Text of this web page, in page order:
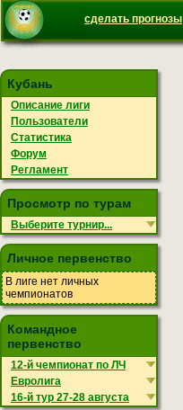
сделать прогнозы
Кубань
Описание лиги
Пользователи
Статистика
Форум
Регламент
Просмотр по турам
Выберите турнир...
Личное первенство
В лиге нет личных
чемпионатов
Командное
первенство
12-й чемпионат по ЛЧ
Евролига
16-й тур 27-28 августа